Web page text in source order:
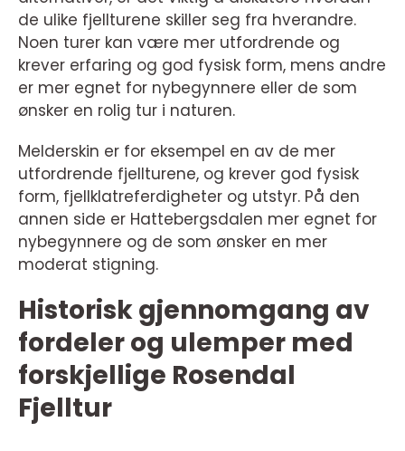
de ulike fjellturene skiller seg fra hverandre.
Noen turer kan være mer utfordrende og
krever erfaring og god fysisk form, mens andre
er mer egnet for nybegynnere eller de som
ønsker en rolig tur i naturen.
Melderskin er for eksempel en av de mer
utfordrende fjellturene, og krever god fysisk
form, fjellklatreferdigheter og utstyr. På den
annen side er Hattebergsdalen mer egnet for
nybegynnere og de som ønsker en mer
moderat stigning.
Historisk gjennomgang av
fordeler og ulemper med
forskjellige Rosendal
Fjelltur